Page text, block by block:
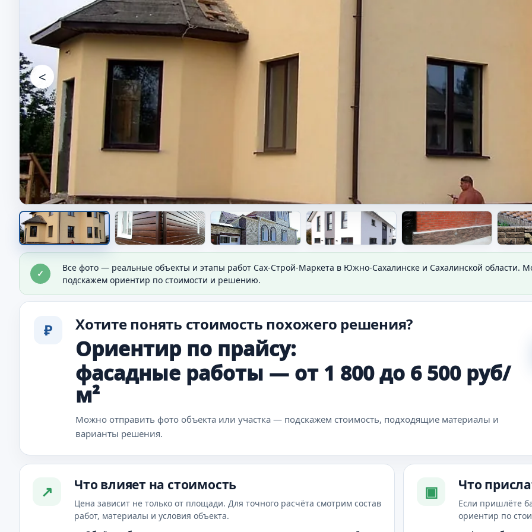
<
Фасад дома после работ
Видно общий результат отделки дома.
✓
Все фото — реальные объекты и этапы работ Сах-Строй-Маркета в Южно-Сахалинске и Сахалинской
подскажем ориентир по стоимости и решению.
₽ Хотите понять стоимость похожего решения?
Ориентир по прайсу:
фасадные работы — от 1 800 до 6 500 руб/
м²
Можно отправить фото объекта или участка — подскажем стоимость, подходящие материалы и
варианты решения.
↗ Что влияет на стоимость
Цена зависит не только от площади. Для точного расчёта смотрим состав
работ, материалы и условия объекта.
▣ Что
Если пришлёте
ориентир по